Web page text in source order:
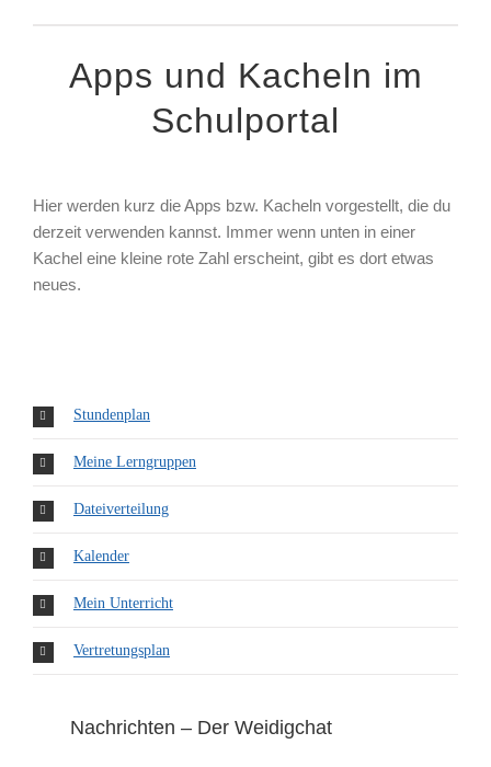
Apps und Kacheln im
Schulportal
Hier werden kurz die Apps bzw. Kacheln vorgestellt, die du
derzeit verwenden kannst. Immer wenn unten in einer
Kachel eine kleine rote Zahl erscheint, gibt es dort etwas
neues.
Stundenplan
Meine Lerngruppen
Dateiverteilung
Kalender
Mein Unterricht
Vertretungsplan
Nachrichten – Der Weidigchat